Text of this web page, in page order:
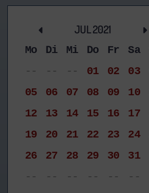
JUL 2021
Mo Di Mi Do Fr Sa
--
-- -- 01 02 03
05
06 07 08 09 10
12
13 14 15 16 17
19
20 21 22 23 24
26
27 28 29 30 31
--
-- -- -- -- --